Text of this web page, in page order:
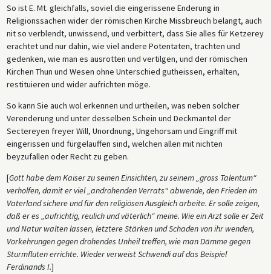
So ist E. Mt. gleichfalls, soviel die eingerissene Enderung in
Religionssachen wider der römischen Kirche Missbreuch belangt, auch
nit so verblendt, unwissend, und verbittert, dass Sie alles für Ketzerey
erachtet und nur dahin, wie viel andere Potentaten, trachten und
gedenken, wie man es ausrotten und vertilgen, und der römischen
Kirchen Thun und Wesen ohne Unterschied gutheissen, erhalten,
restituieren und wider aufrichten möge.
So kann Sie auch wol erkennen und urtheilen, was neben solcher
Verenderung und unter desselben Schein und Deckmantel der
Sectereyen freyer Will, Unordnung, Ungehorsam und Eingriff mit
eingerissen und fürgelauffen sind, welchen allen mit nichten
beyzufallen oder Recht zu geben.
[Gott habe dem Kaiser zu seinen Einsichten, zu seinem „gross Talentum“
verholfen, damit er viel „androhenden Verrats“ abwende, den Frieden im
Vaterland sichere und für den religiösen Ausgleich arbeite. Er solle zeigen,
daß er es „aufrichtig, reulich und väterlich“ meine. Wie ein Arzt solle er Zeit
und Natur walten lassen, letztere Stärken und Schaden von ihr wenden,
Vorkehrungen gegen drohendes Unheil treffen, wie man Dämme gegen
Sturmfluten errichte. Wieder verweist Schwendi auf das Beispiel
Ferdinands I.]